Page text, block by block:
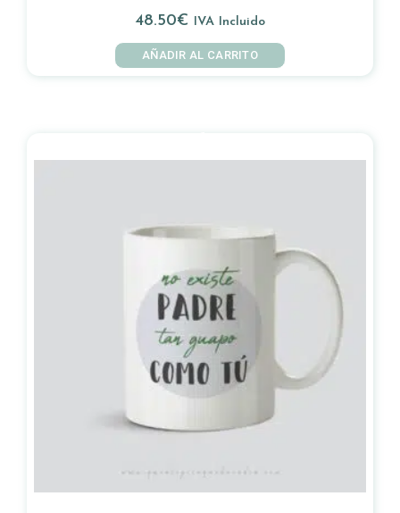
48.50€ IVA Incluido
AÑADIR AL CARRITO